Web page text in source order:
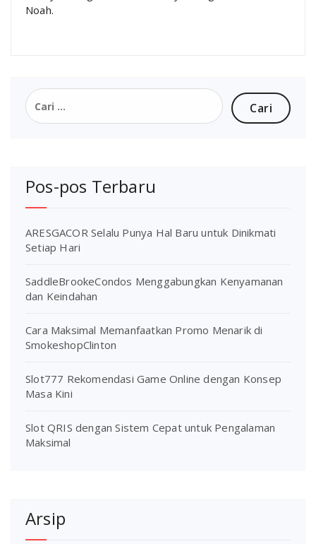
Noah.
Cari
untuk:
Pos-pos Terbaru
ARESGACOR Selalu Punya Hal Baru untuk Dinikmati
Setiap Hari
SaddleBrookeCondos Menggabungkan Kenyamanan
dan Keindahan
Cara Maksimal Memanfaatkan Promo Menarik di
SmokeshopClinton
Slot777 Rekomendasi Game Online dengan Konsep
Masa Kini
Slot QRIS dengan Sistem Cepat untuk Pengalaman
Maksimal
Arsip